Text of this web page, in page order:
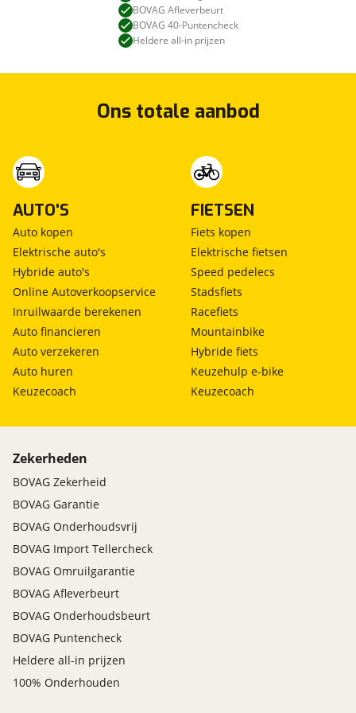
BOVAG Afleverbeurt
BOVAG 40-Puntencheck
Heldere all-in prijzen
Ons totale aanbod
AUTO'S
Auto kopen
Elektrische auto's
Hybride auto's
Online Autoverkoopservice
Inruilwaarde berekenen
Auto financieren
Auto verzekeren
Auto huren
Keuzecoach
FIETSEN
Fiets kopen
Elektrische fietsen
Speed pedelecs
Stadsfiets
Racefiets
Mountainbike
Hybride fiets
Keuzehulp e-bike
Keuzecoach
Zekerheden
BOVAG Zekerheid
BOVAG Garantie
BOVAG Onderhoudsvrij
BOVAG Import Tellercheck
BOVAG Omruilgarantie
BOVAG Afleverbeurt
BOVAG Onderhoudsbeurt
BOVAG Puntencheck
Heldere all-in prijzen
100% Onderhouden